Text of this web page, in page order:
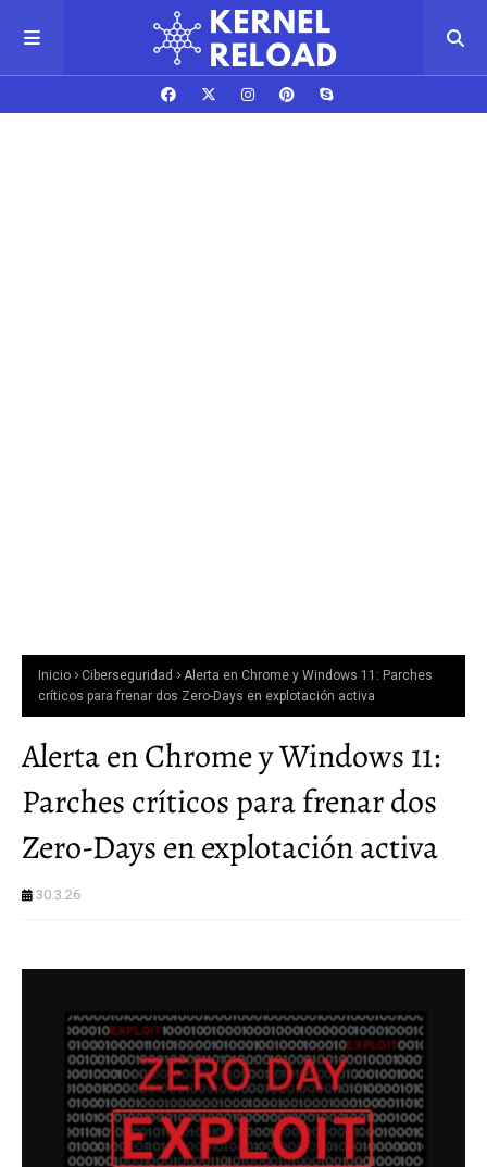
Inicio Ciberseguridad
Alerta en Chrome y Windows 11: Parches
críticos para frenar dos Zero-Days en explotación activa
Alerta en Chrome y Windows 11:
Parches críticos para frenar dos
Zero-Days en explotación activa
30.3.26